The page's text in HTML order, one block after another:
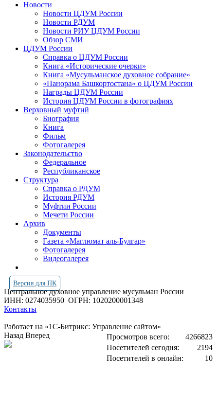
Новости
Новости ЦДУМ России
Новости РДУМ
Новости РИУ ЦДУМ России
Обзор СМИ
ЦДУМ России
Справка о ЦДУМ России
Книга «Исторические очерки»
Книга «Мусульманское духовное собрание»
«Панорама Башкортостана» о ЦДУМ России
Награды ЦДУМ России
История ЦДУМ России в фотографиях
Верховный муфтий
Биография
Книга
Фильм
Фотогалерея
Законодательство
Федеральное
Республиканское
Структура
Справка о РДУМ
История РДУМ
Муфтии России
Мечети России
Архив
Документы
Газета «Маглюмат аль-Булгар»
Фотогалерея
Видеогалерея
Версия для ПК
Центральное духовное управление мусульман России
ИНН: 0274035950 ОГРН: 1020200001348
Контакты
Работает на «1С-Битрикс: Управление сайтом»
Просмотров всего:
4266823
Посетителей сегодня:
2194
Посетителей в онлайн:
10
Назад Вперед